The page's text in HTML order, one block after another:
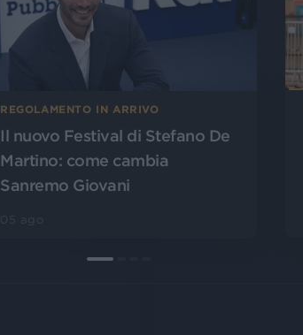
REGOLAMENTO IN ARRIVO
Il nuovo Festival di Stefano De
Martino: come cambia
Sanremo Giovani